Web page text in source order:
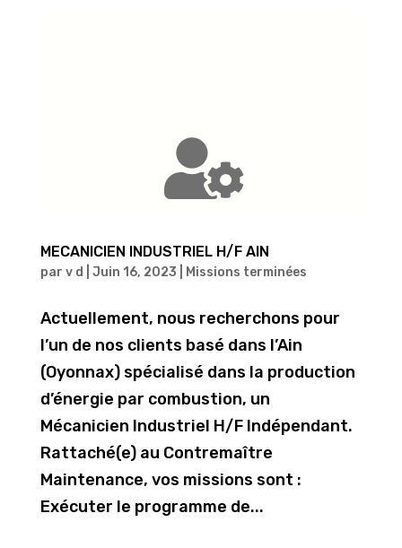
MECANICIEN INDUSTRIEL H/F AIN
par v d Juin 16, 2023 Missions terminées
Actuellement, nous recherchons pour
l’un de nos clients basé dans l’Ain
(Oyonnax) spécialisé dans la production
d’énergie par combustion, un
Mécanicien Industriel H/F Indépendant.
Rattaché(e) au Contremaître
Maintenance, vos missions sont :
Exécuter le programme de...